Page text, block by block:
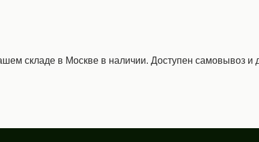
складе в Москве в наличии. Доступен самовывоз и